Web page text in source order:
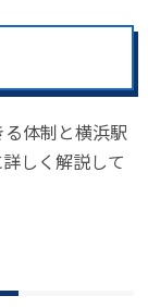
体制と横浜駅
しく解説して